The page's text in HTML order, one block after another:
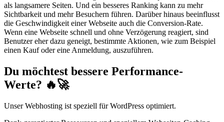
als langsamere Seiten. Und ein besseres Ranking kann zu mehr
Sichtbarkeit und mehr Besuchern führen. Darüber hinaus beeinflusst
die Geschwindigkeit einer Webseite auch die Conversion-Rate.
Wenn eine Webseite schnell und ohne Verzögerung reagiert, sind
Benutzer eher dazu geneigt, bestimmte Aktionen, wie zum Beispiel
einen Kauf oder eine Anmeldung, auszuführen.
Du möchtest bessere Performance-
Werte? 🔥🚀
Unser Webhosting ist speziell für WordPress optimiert.